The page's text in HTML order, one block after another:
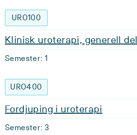
URO100
Klinisk uroterapi, generell del
Semester: 1
URO400
Fordjuping i uroterapi
Semester: 3